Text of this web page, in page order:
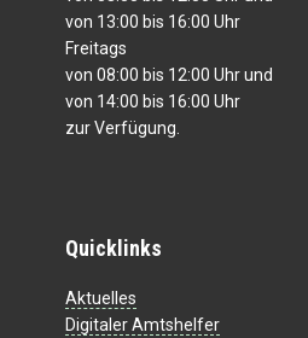
von 13:00 bis 16:00 Uhr
Freitags
von 08:00 bis 12:00 Uhr und
von 14:00 bis 16:00 Uhr
zur Verfügung.
Quicklinks
Aktuelles
Digitaler Amtshelfer